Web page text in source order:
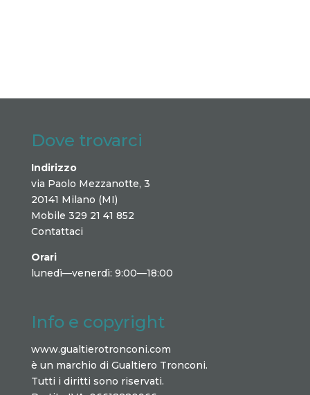
Dove trovarci
Indirizzo
via Paolo Mezzanotte, 3
20141 Milano (MI)
Mobile 329 21 41 852
Contattaci
Orari
lunedì—venerdì: 9:00—18:00
Info e copyright
www.gualtierotronconi.com
è un marchio di Gualtiero Tronconi.
Tutti i diritti sono riservati.